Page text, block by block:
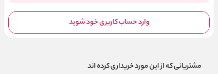
وارد حساب کاربری خود شوید
مشتریانی که از این مورد خریداری کرده اند